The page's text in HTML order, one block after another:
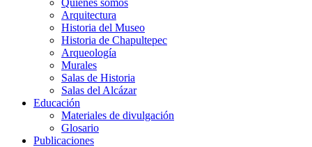
Quiénes somos
Arquitectura
Historia del Museo
Historia de Chapultepec
Arqueología
Murales
Salas de Historia
Salas del Alcázar
Educación
Materiales de divulgación
Glosario
Publicaciones